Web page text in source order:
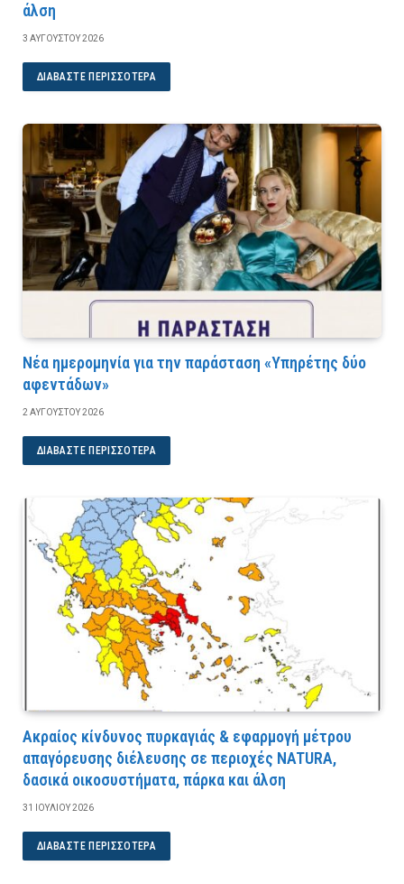
άλση
3 ΑΥΓΟΎΣΤΟΥ 2026
ΔΙΑΒΆΣΤΕ ΠΕΡΙΣΣΌΤΕΡΑ
Νέα ημερομηνία για την παράσταση «Υπηρέτης δύο
αφεντάδων»
2 ΑΥΓΟΎΣΤΟΥ 2026
ΔΙΑΒΆΣΤΕ ΠΕΡΙΣΣΌΤΕΡΑ
Ακραίος κίνδυνος πυρκαγιάς & εφαρμογή μέτρου
απαγόρευσης διέλευσης σε περιοχές NATURA,
δασικά οικοσυστήματα, πάρκα και άλση
31 ΙΟΥΛΊΟΥ 2026
ΔΙΑΒΆΣΤΕ ΠΕΡΙΣΣΌΤΕΡΑ